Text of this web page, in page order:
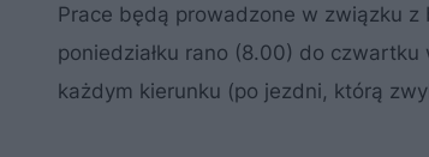
Prace będą prowadzone w związku z
poniedziałku rano (8.00) do
każdym kierunku (po jezdni, którą